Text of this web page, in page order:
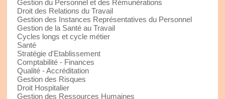
Gestion du Personnel et des Rémunérations
Droit des Relations du Travail
Gestion des Instances Représentatives du Personnel
Gestion de la Santé au Travail
Cycles longs et cycle métier
Santé
Stratégie d'Etablissement
Comptabilité - Finances
Qualité - Accréditation
Gestion des Risques
Droit Hospitalier
Gestion des Ressources Humaines